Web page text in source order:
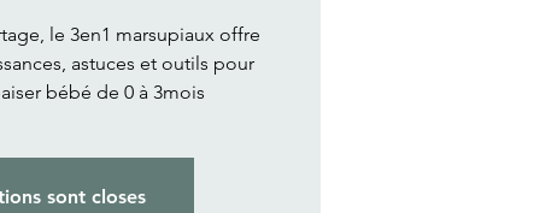
le 3en1 marsupiaux offre
astuces et outils pour
bébé de 0 à 3mois
sont closes